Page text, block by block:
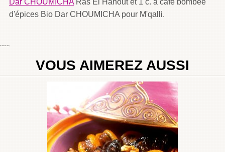
Dar CHOUMICHARas El Hanout et 1 c. à café bombée
d'épices Bio Dar CHOUMICHA pour M'qalli.
VOUS AIMEREZ AUSSI